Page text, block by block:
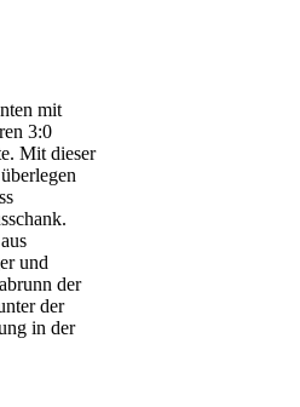
mit
3:0
Mit dieser
und
der
der
in der